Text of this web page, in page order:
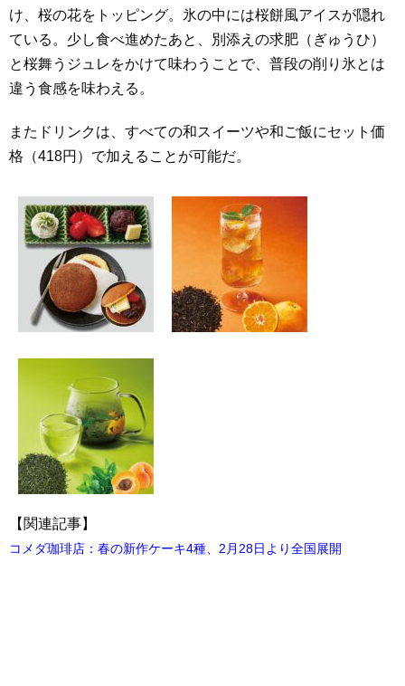
け、桜の花をトッピング。氷の中には桜餅風アイスが隠れ
ている。少し食べ進めたあと、別添えの求肥（ぎゅうひ）
と桜舞うジュレをかけて味わうことで、普段の削り氷とは
違う食感を味わえる。
またドリンクは、すべての和スイーツや和ご飯にセット価
格（418円）で加えることが可能だ。
【関連記事】
コメダ珈琲店：春の新作ケーキ4種、2月28日より全国展開